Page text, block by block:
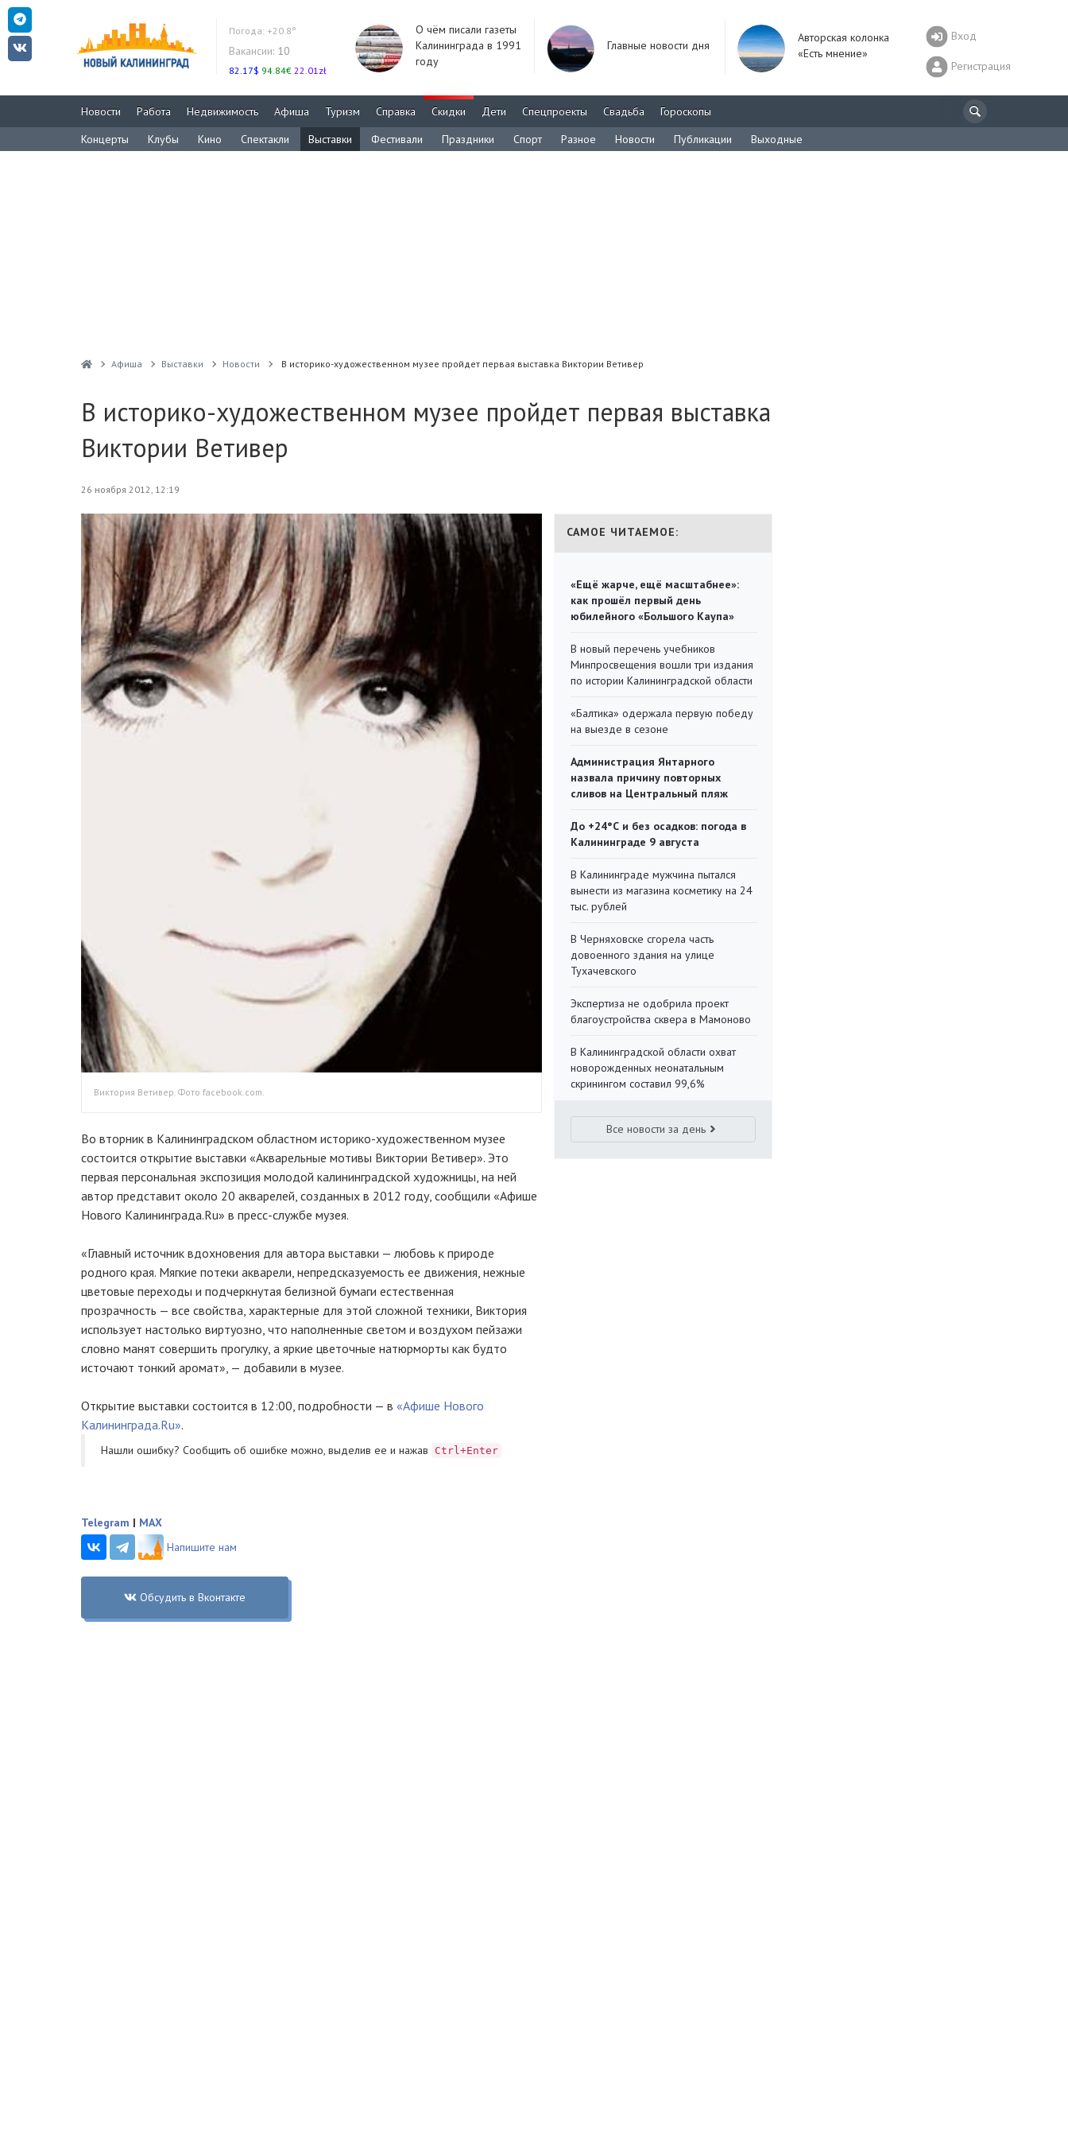
Погода: +20.8°
Вакансии: 10
82.17$ 94.84€ 22.01zł
О чём писали газеты
Калининграда в 1991
году
Главные новости дня
Авторская колонка
«Есть мнение»
Вход
Регистрация
Новости Работа Недвижимость Афиша Туризм Справка Скидки Дети Спецпроекты Свадьба
Гороскопы
Концерты
Клубы Кино Спектакли Выставки Фестивали Праздники Спорт Разное Новости Публикации Выходные
Афиша Выставки Новости В историко-художественном музее пройдет первая выставка Виктории Ветивер
В историко-художественном музее пройдет первая выставка
Виктории Ветивер
26 ноября 2012, 12:19
Виктория Ветивер. Фото facebook.com.
Во вторник в Калининградском областном историко-художественном музее
состоится открытие выставки «Акварельные мотивы Виктории Ветивер». Это
первая персональная экспозиция молодой калининградской художницы, на ней
автор представит около 20 акварелей, созданных в 2012 году, сообщили «Афише
Нового Калининграда.Ru» в пресс-службе музея.
«Главный источник вдохновения для автора выставки — любовь к природе
родного края. Мягкие потеки акварели, непредсказуемость ее движения, нежные
цветовые переходы и подчеркнутая белизной бумаги естественная
прозрачность — все свойства, характерные для этой сложной техники, Виктория
использует настолько виртуозно, что наполненные светом и воздухом пейзажи
словно манят совершить прогулку, а яркие цветочные натюрморты как будто
источают тонкий аромат», — добавили в музее.
Открытие выставки состоится в 12:00, подробности — в «Афише Нового
Калининграда.Ru».
Нашли ошибку? Cообщить об ошибке можно, выделив ее и нажав Ctrl+Enter
САМОЕ ЧИТАЕМОЕ:
«Ещё жарче, ещё масштабнее»:
как прошёл первый день
юбилейного «Большого Каупа»
В новый перечень учебников
Минпросвещения вошли три издания
по истории Калининградской области
«Балтика» одержала первую победу
на выезде в сезоне
Администрация Янтарного
назвала причину повторных
сливов на Центральный пляж
До +24°С и без осадков: погода в
Калининграде 9 августа
В Калининграде мужчина пытался
вынести из магазина косметику на 24
тыс. рублей
В Черняховске сгорела часть
довоенного здания на улице
Тухачевского
Экспертиза не одобрила проект
благоустройства сквера в Мамоново
В Калининградской области охват
новорожденных неонатальным
скринингом составил 99,6%
Все новости за день
Telegram | MAX
Напишите нам
Обсудить в Вконтакте